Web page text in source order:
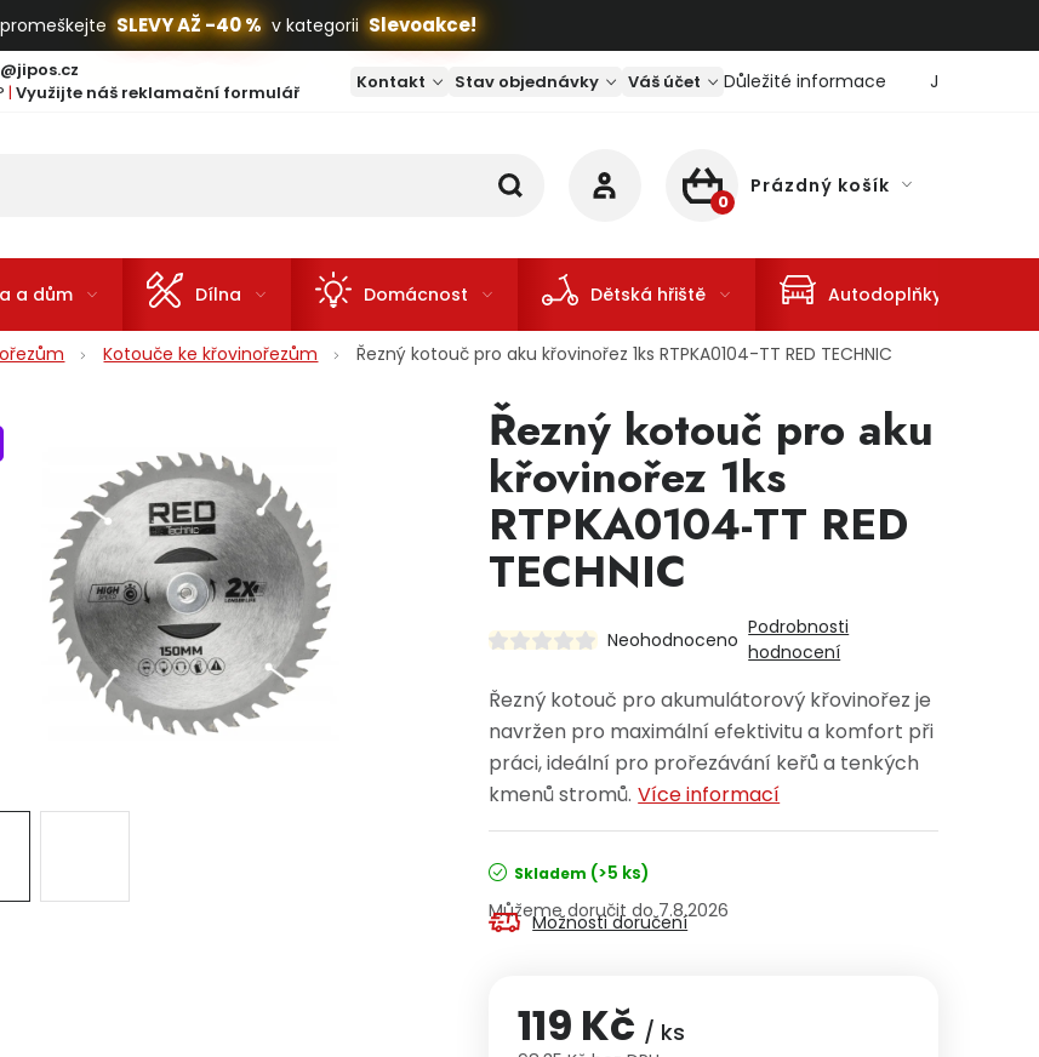
SLEVY AŽ -40 % v kategorii Slevoakce!
| Využijte náš reklamační formulář Kontakt Stav objednávky Váš účet Důležité informace Jaký je
NÁKUPNÍ KOŠÍK
Prázdný košík
a dům Dílna Domácnost Dětská hřiště Autodoplňky
Kotouče ke křovinořezům Řezný kotouč pro aku křovinořez 1ks RTPKA0104-TT RED TECHNIC
Řezný kotouč pro aku
křovinořez 1ks
RTPKA0104-TT RED
TECHNIC
Neohodnoceno
Podrobnosti
hodnocení
Řezný kotouč pro akumulátorový křovinořez je
navržen pro maximální efektivitu a komfort při
práci, ideální pro prořezávání keřů a tenkých
kmenů stromů. Více informací
Skladem (>5 ks)
7.8.2026
Možnosti doručení
119 Kč / ks